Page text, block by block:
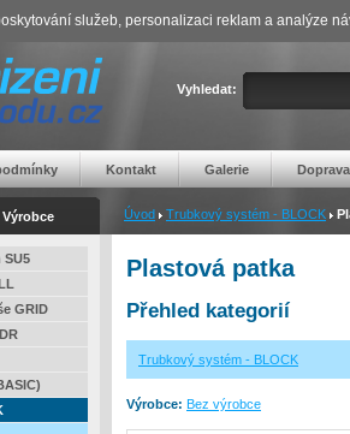
Vyhledat:
Kontakt Galerie Doprava
Výrobce Úvod Trubkový systém - BLOCK
SU5
GRID
Plastová patka
Přehled kategorií
Trubkový systém - BLOCK
Výrobce: Bez výrobce
služeb, personalizaci reklam a analýze